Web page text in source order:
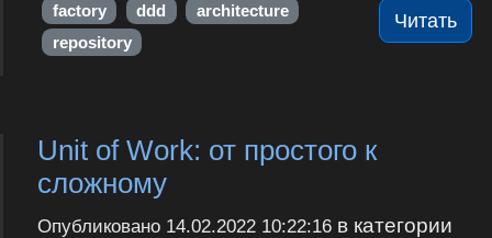
Читать
factory ddd
architecture
repository
Unit of Work: от простого к
сложному
Опубликовано 14.02.2022 10:22:16в категории